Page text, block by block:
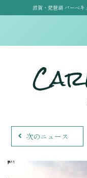
滋賀・琵琶湖 バーベキ
次のニュース